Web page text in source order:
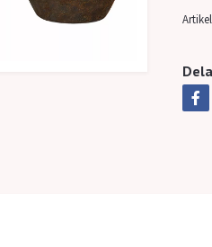
Dela